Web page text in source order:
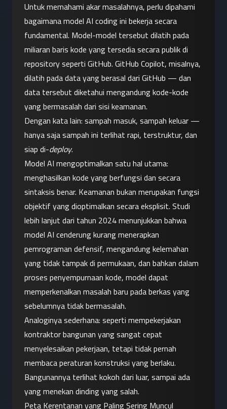
Untuk memahami akar masalahnya, perlu dipahami
bagaimana model AI coding ini bekerja secara
fundamental. Model-model tersebut dilatih pada
miliaran baris kode yang tersedia secara publik di
repository seperti GitHub. GitHub Copilot, misalnya,
dilatih pada data yang berasal dari GitHub — dan
data tersebut diketahui mengandung kode-kode
yang bermasalah dari sisi keamanan.
Dengan kata lain: sampah masuk, sampah keluar —
hanya saja sampah ini terlihat rapi, terstruktur, dan
siap di-deploy.
Model AI mengoptimalkan satu hal utama:
menghasilkan kode yang berfungsi dan secara
sintaksis benar. Keamanan bukan merupakan fungsi
objektif yang dioptimalkan secara eksplisit. Studi
lebih lanjut dari tahun 2024 menunjukkan bahwa
model AI cenderung kurang menerapkan
pemrograman defensif, mengandung kelemahan
yang tidak tampak di permukaan, dan bahkan dalam
proses penyempurnaan kode, model dapat
memperkenalkan masalah baru pada berkas yang
sebelumnya tidak bermasalah.
Analoginya sederhana: seperti mempekerjakan
kontraktor bangunan yang sangat cepat
menyelesaikan pekerjaan, tetapi tidak pernah
membaca peraturan konstruksi yang berlaku.
Bangunannya terlihat kokoh dari luar, sampai ada
yang menekan dinding yang salah.
Peta Kerentanan yang Paling Sering Muncul